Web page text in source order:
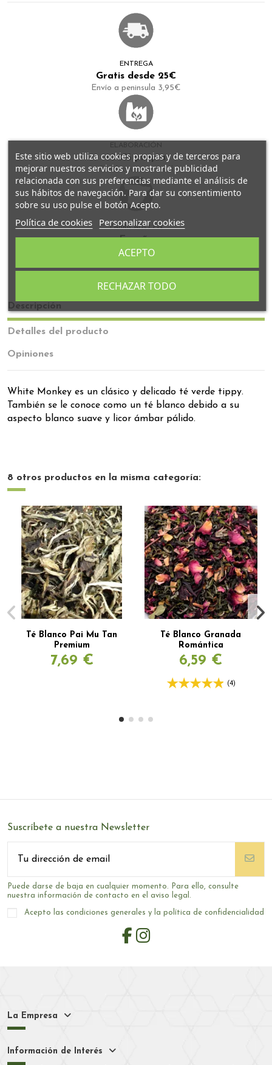
ENTREGA
Gratis desde 25€
Envío a peninsula 3,95€
ELABORACIÓN
100% propia
Producción artersal
FABRICADO EN
España
Todos nuestros tés se fabrican en Granada
Descripción
Detalles del producto
Opiniones
White Monkey es un clásico y delicado té verde tippy.
También se le conoce como un té blanco debido a su
aspecto blanco suave y licor ámbar pálido.
8 otros productos en la misma categoría:
Té Blanco Pai Mu Tan
Premium
7,69 €
Té Blanco Granada
Romántica
6,59 €
(4)
Suscríbete a nuestra Newsletter
Puede darse de baja en cualquier momento. Para ello, consulte
nuestra información de contacto en el aviso legal.
Acepto las condiciones generales y la política de confidencialidad
La Empresa
Información de Interés
Este sitio web utiliza cookies propias y de terceros para
mejorar nuestros servicios y mostrarle publicidad
relacionada con sus preferencias mediante el análisis de
sus hábitos de navegación. Para dar su consentimiento
sobre su uso pulse el botón Acepto.
Política de cookies Personalizar cookies
RECHAZAR TODO
ACEPTO